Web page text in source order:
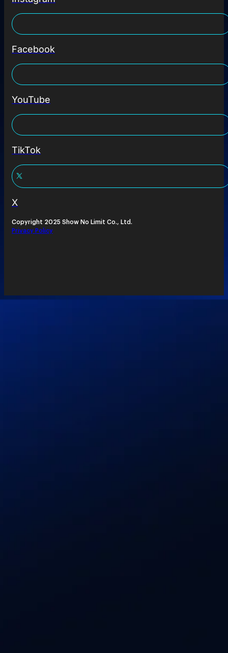
Facebook
YouTube
TikTok
X
Copyright 2025 Show No Limit Co., Ltd.
Privacy Policy